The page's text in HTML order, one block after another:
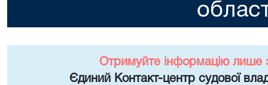
Отримуйте інформацію лише
Єдиний Контакт-центр судової